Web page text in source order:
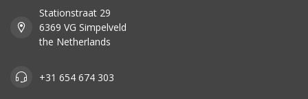
Stationstraat 29
6369 VG Simpelveld
the Netherlands
+31 654 674 303